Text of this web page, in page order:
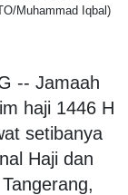
Muhammad Iqbal)
-- Jamaah
haji 1446 H
setibanya
Haji dan